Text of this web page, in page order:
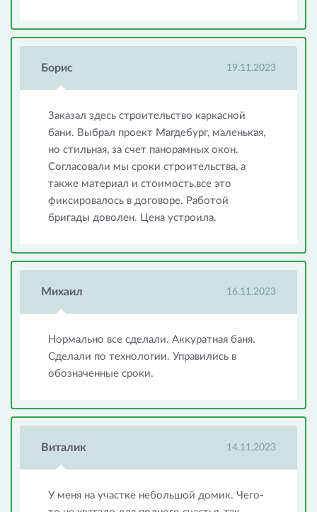
Борис 19.11.2023
Заказал здесь строительство каркасной
бани. Выбрал проект Магдебург, маленькая,
но стильная, за счет панорамных окон.
Согласовали мы сроки строительства, а
также материал и стоимость,все это
фиксировалось в договоре. Работой
бригады доволен. Цена устроила.
Михаил 16.11.2023
Нормально все сделали. Аккуратная баня.
Сделали по технологии. Управились в
обозначенные сроки.
Виталик 14.11.2023
У меня на участке небольшой домик. Чего-